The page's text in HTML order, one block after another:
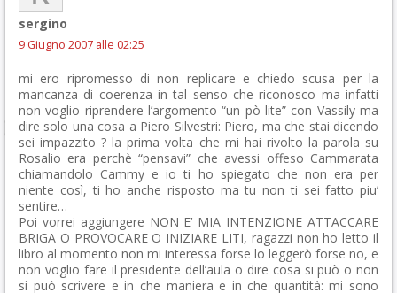
sergino
9 Giugno 2007 alle 02:25
mi ero ripromesso di non replicare e chiedo scusa per la
mancanza di coerenza in tal senso che riconosco ma infatti
non voglio riprendere l’argomento “un pò lite” con Vassily ma
dire solo una cosa a Piero Silvestri: Piero, ma che stai dicendo
sei impazzito ? la prima volta che mi hai rivolto la parola su
Rosalio era perchè “pensavi” che avessi offeso Cammarata
chiamandolo Cammy e io ti ho spiegato che non era per
niente così, ti ho anche risposto ma tu non ti sei fatto piu’
sentire…
Poi vorrei aggiungere NON E’ MIA INTENZIONE ATTACCARE
BRIGA O PROVOCARE O INIZIARE LITI, ragazzi non ho letto il
libro al momento non mi interessa forse lo leggerò forse no, e
non voglio fare il presidente dell’aula o dire cosa si può o non
si può scrivere e in che maniera e in che quantità: mi sono